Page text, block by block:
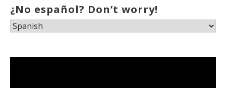
¿No español? Don’t worry!